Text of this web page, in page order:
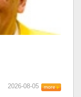
促進法」，
）隨即發表聲
謝IPAC日本共
倫德昨以行動再
表台灣人民接
支持，共同捍
人民進行政治
全球大會以
2026-08-05